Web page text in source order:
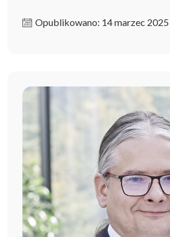
Opublikowano: 14 marzec 2025